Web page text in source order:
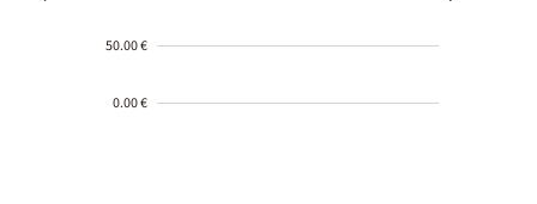
50.00 €
0.00 €